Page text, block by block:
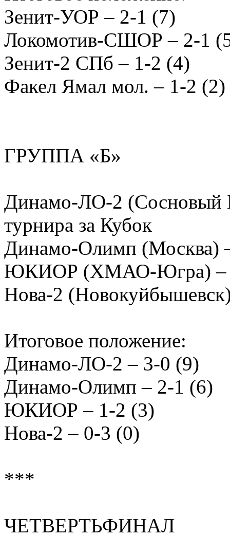
Зенит-УОР – 2-1 (7)
Локомотив-СШОР – 2-1
Зенит-2 СПб – 1-2 (4)
Факел Ямал мол. – 1-2 (2)
ГРУППА «Б»
Динамо-ЛО-2 (Сосновый
турнира за Кубок
Динамо-Олимп (Москва)
ЮКИОР (ХМАО-Югра) –
Нова-2
Итоговое положение:
Динамо-ЛО-2 – 3-0 (9)
Динамо-Олимп – 2-1 (6)
ЮКИОР – 1-2 (3)
Нова-2 – 0-3 (0)
***
ЧЕТВЕРТЬФИНАЛ